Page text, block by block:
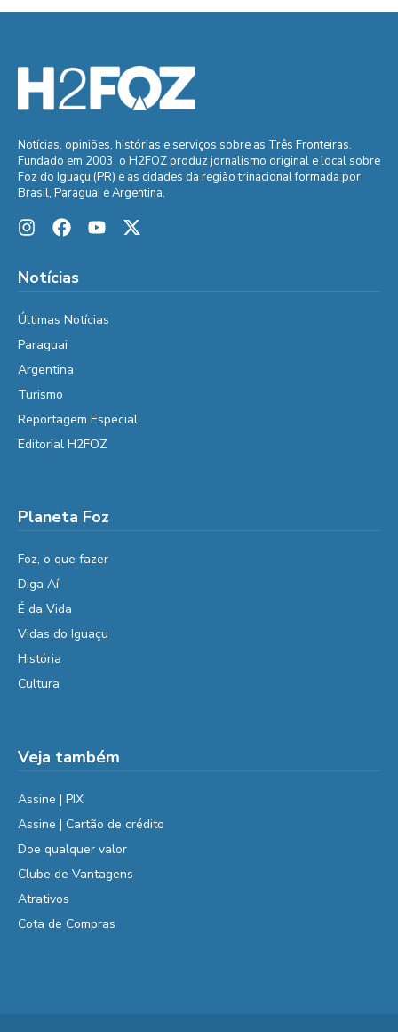
Notícias, opiniões, histórias e serviços sobre as Três Fronteiras.
Fundado em 2003, o H2FOZ produz jornalismo original e local sobre
Foz do Iguaçu (PR) e as cidades da região trinacional formada por
Brasil, Paraguai e Argentina.
Notícias
Últimas Notícias
Paraguai
Argentina
Turismo
Reportagem Especial
Editorial H2FOZ
Planeta Foz
Foz, o que fazer
Diga Aí
É da Vida
Vidas do Iguaçu
História
Cultura
Veja também
Assine | PIX
Assine | Cartão de crédito
Doe qualquer valor
Clube de Vantagens
Atrativos
Cota de Compras